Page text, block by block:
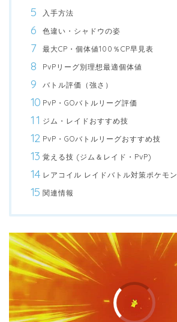
入手方法
色違い・シャドウの姿
最大CP・個体値100％CP早見表
PvPリーグ別理想最適個体値
バトル評価（強さ）
PvP・GOバトルリーグ評価
ジム・レイドおすすめ技
PvP・GOバトルリーグおすすめ技
覚える技 (ジム＆レイド・PvP)
レアコイル レイドバトル対策ポケモン
関連情報